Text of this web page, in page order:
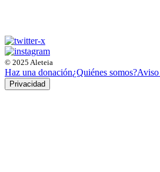
© 2025 Aleteia
Haz una donación¿Quiénes somos?
Privacidad